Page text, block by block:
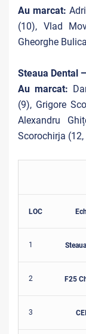
Au marcat:
(10), Vlad
Gheorghe
Steaua Dental
Au marcat:
(9), Grigore
Alexandru
Scorochirja (12,
LOC
1
2 F25
3